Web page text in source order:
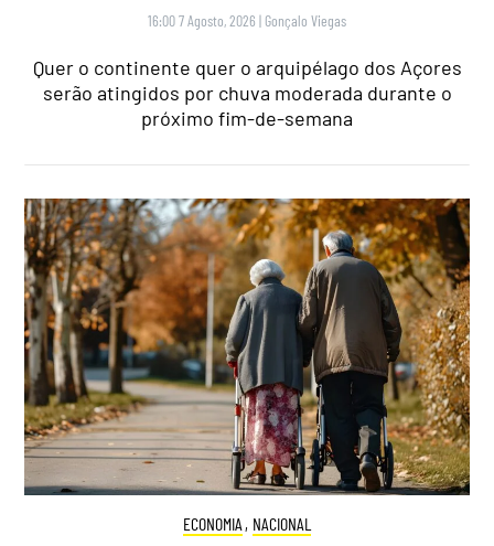
16:00 7 Agosto, 2026 | Gonçalo Viegas
Quer o continente quer o arquipélago dos Açores
serão atingidos por chuva moderada durante o
próximo fim-de-semana
ECONOMIA , NACIONAL